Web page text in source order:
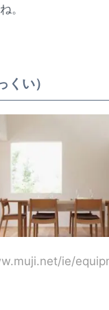
。
くい）
ie/